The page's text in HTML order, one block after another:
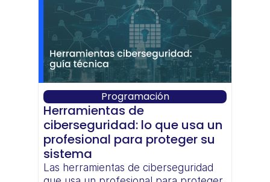
Programación
Herramientas de
ciberseguridad: lo que usa un
profesional para proteger su
sistema
Las herramientas de ciberseguridad